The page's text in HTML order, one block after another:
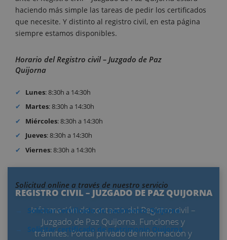
REGISTRO CIVIL – JUZGADO DE PAZ QUIJORNA
Información de contacto del Registro civil –
Juzgado de Paz Quijorna. Funciones y
trámites. Portal privado de información y
haciendo más simple las tareas de pedir los certificados
que necesite. Y distinto al registro civil, en esta página
siempre estamos disponibles.
Horario del Registro civil – Juzgado de Paz
Quijorna
Lunes: 8:30h a 14:30h
Martes: 8:30h a 14:30h
Miércoles: 8:30h a 14:30h
Jueves: 8:30h a 14:30h
Viernes: 8:30h a 14:30h
Solicitud online a través de nuestro servicio
Solicitar certificado de nacimiento Quijorna
Solicitar certificado de matrimonio Quijorna